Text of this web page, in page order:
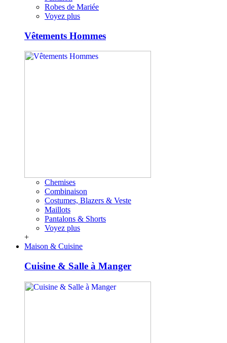
Robes de Mariée
Voyez plus
Vêtements Hommes
Chemises
Combinaison
Costumes, Blazers & Veste
Maillots
Pantalons & Shorts
Voyez plus
+
Maison & Cuisine
Cuisine & Salle à Manger